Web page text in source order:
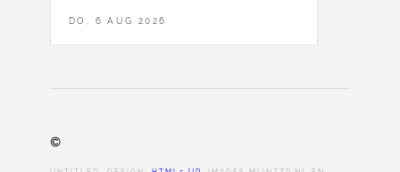
DO, 6 AUG 2026
©